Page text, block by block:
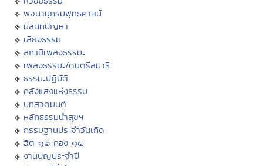
พจนานุกรมพุทธศาสน์
มิลินทปัญหา
เสียงธรรม
สถานีเพลงธรรมะ
เพลงธรรมะ/ดนตรีสมาธิ
ธรรมะปฏิบัติ
คลังแสงแห่งธรรม
บทสวดมนต์
หลักธรรมนำสุขฯ
กรรมฐานประจำวันเกิด
ฮีต ๑๒ คอง ๑๔
งานบุญประจำปี